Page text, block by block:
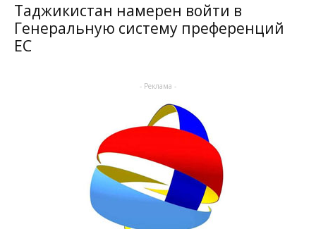
Таджикистан намерен войти в
Генеральную систему преференций
ЕС
- Реклама -